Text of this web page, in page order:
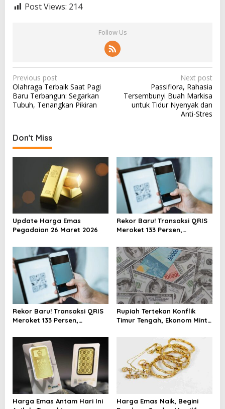
Post Views: 214
Follow Us
P
o
s
n
a
v
a
t
i
o
n
Previous post
Olahraga Terbaik Saat Pagi
Baru Terbangun: Segarkan
Tubuh, Tenangkan Pikiran
Next post
Passiflora, Rahasia
Tersembunyi Buah Markisa
untuk Tidur Nyenyak dan
Anti-Stres
Don't Miss
Update Harga Emas
Pegadaian 26 Maret 2026
Rekor Baru! Transaksi QRIS
Meroket 133 Persen,
Masif
Rekor Baru! Transaksi QRIS
Meroket 133 Persen,
Masif
Rupiah Tertekan Konflik
Timur Tengah, Ekonom Minta
Langkah Antisipasi Jangka
Harga Emas Antam Hari Ini
Harga Emas Naik, Begini